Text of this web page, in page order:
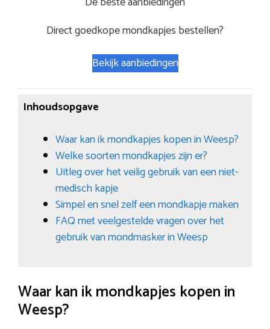
Direct goedkope mondkapjes bestellen?
Bekijk aanbiedingen
Inhoudsopgave
Waar kan ik mondkapjes kopen in Weesp?
Welke soorten mondkapjes zijn er?
Uitleg over het veilig gebruik van een niet-
medisch kapje
Simpel en snel zelf een mondkapje maken
FAQ met veelgestelde vragen over het
gebruik van mondmasker in Weesp
Waar kan ik mondkapjes kopen in
Weesp?